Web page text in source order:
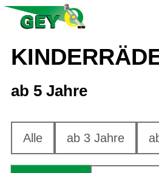
ab 5 Jahre
Alle ab 3 Jahre